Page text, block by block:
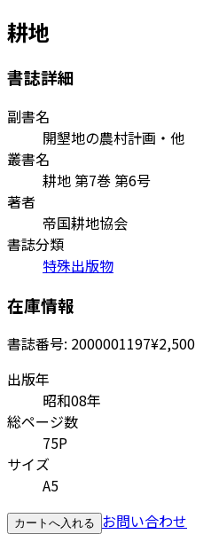
耕地
書誌詳細
副書名
開墾地の農村計画・他
叢書名
耕地 第7巻 第6号
著者
帝国耕地協会
書誌分類
特殊出版物
在庫情報
書誌番号: 2000001197¥2,500
出版年
昭和08年
総ページ数
75P
サイズ
A5
カートへ入れる お問い合わせ